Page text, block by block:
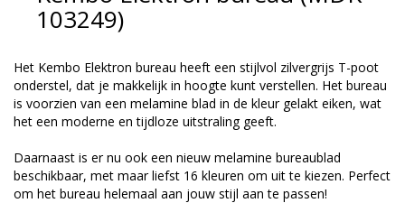
103249)
Het Kembo Elektron bureau heeft een stijlvol zilvergrijs T-poot
onderstel, dat je makkelijk in hoogte kunt verstellen. Het bureau
is voorzien van een melamine blad in de kleur gelakt eiken, wat
het een moderne en tijdloze uitstraling geeft.
Daarnaast is er nu ook een nieuw melamine bureaublad
beschikbaar, met maar liefst 16 kleuren om uit te kiezen. Perfect
om het bureau helemaal aan jouw stijl aan te passen!